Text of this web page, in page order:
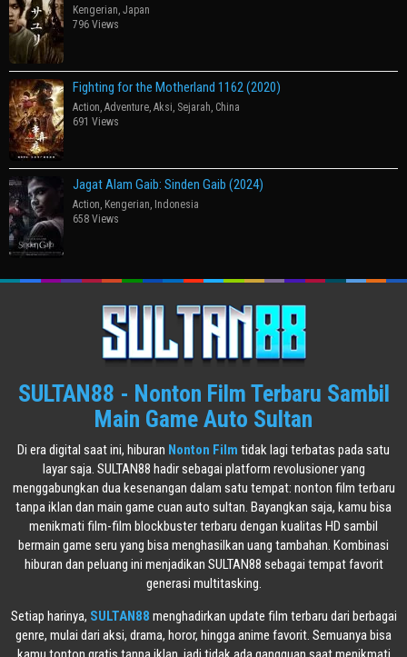
Kengerian, Japan
796 Views
Fighting for the Motherland 1162 (2020)
Action, Adventure, Aksi, Sejarah, China
691 Views
Jagat Alam Gaib: Sinden Gaib (2024)
Action, Kengerian, Indonesia
658 Views
SULTAN88 - Nonton Film Terbaru Sambil
Main Game Auto Sultan
Di era digital saat ini, hiburan Nonton Film tidak lagi terbatas pada satu
layar saja. SULTAN88 hadir sebagai platform revolusioner yang
menggabungkan dua kesenangan dalam satu tempat: nonton film terbaru
tanpa iklan dan main game cuan auto sultan. Bayangkan saja, kamu bisa
menikmati film-film blockbuster terbaru dengan kualitas HD sambil
bermain game seru yang bisa menghasilkan uang tambahan. Kombinasi
hiburan dan peluang ini menjadikan SULTAN88 sebagai tempat favorit
generasi multitasking.
Setiap harinya, SULTAN88 menghadirkan update film terbaru dari berbagai
genre, mulai dari aksi, drama, horor, hingga anime favorit. Semuanya bisa